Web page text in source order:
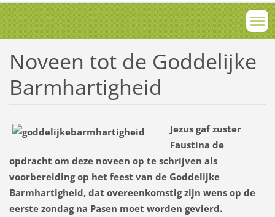
Noveen tot de Goddelijke
Barmhartigheid
Jezus gaf zuster
Faustina de
opdracht om deze noveen op te schrijven als
voorbereiding op het feest van de Goddelijke
Barmhartigheid, dat overeenkomstig zijn wens op de
eerste zondag na Pasen moet worden gevierd.